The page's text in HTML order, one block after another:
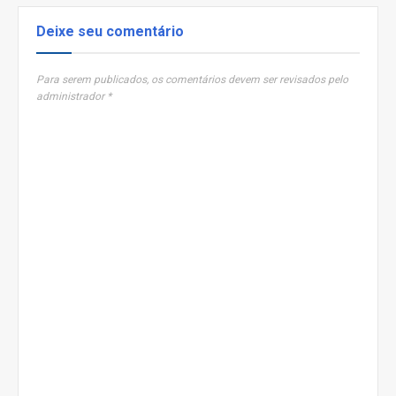
Deixe seu comentário
Para serem publicados, os comentários devem ser revisados pelo
administrador *